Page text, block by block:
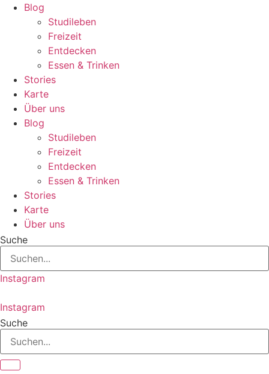
Zum
springen
Blog
Studileben
Freizeit
Entdecken
Essen & Trinken
Stories
Karte
Über uns
Blog
Studileben
Freizeit
Entdecken
Essen & Trinken
Stories
Karte
Über uns
Suche
Instagram
Instagram
Suche